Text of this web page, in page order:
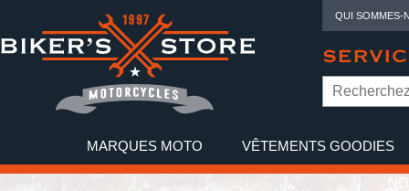
QUI SOMMES-
MARQUES MOTO VÊTEMENTS GOODIES